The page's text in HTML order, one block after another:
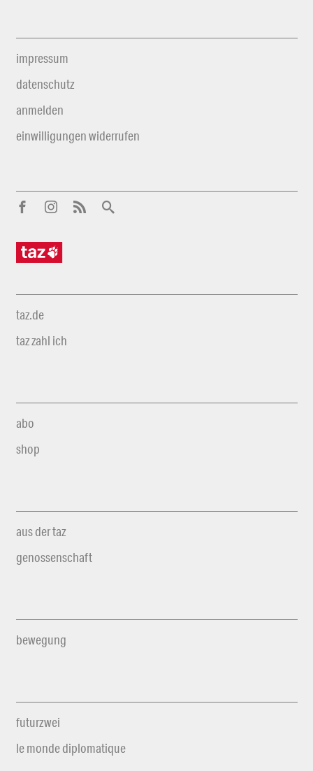
impressum
datenschutz
anmelden
einwilligungen widerrufen
taz.de
taz zahl ich
abo
shop
aus der taz
genossenschaft
bewegung
futurzwei
le monde diplomatique